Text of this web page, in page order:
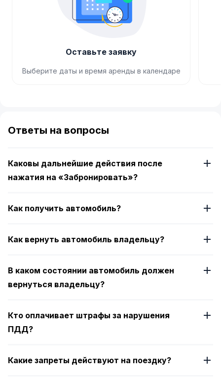
Оставьте заявку
Выберите даты и время аренды в календаре
of
4
Ответы на вопросы
Каковы дальнейшие действия после
нажатия на «Забронировать»?
Как получить автомобиль?
Как вернуть автомобиль владельцу?
В каком состоянии автомобиль должен
вернуться владельцу?
Кто оплачивает штрафы за нарушения
ПДД?
Какие запреты действуют на поездку?